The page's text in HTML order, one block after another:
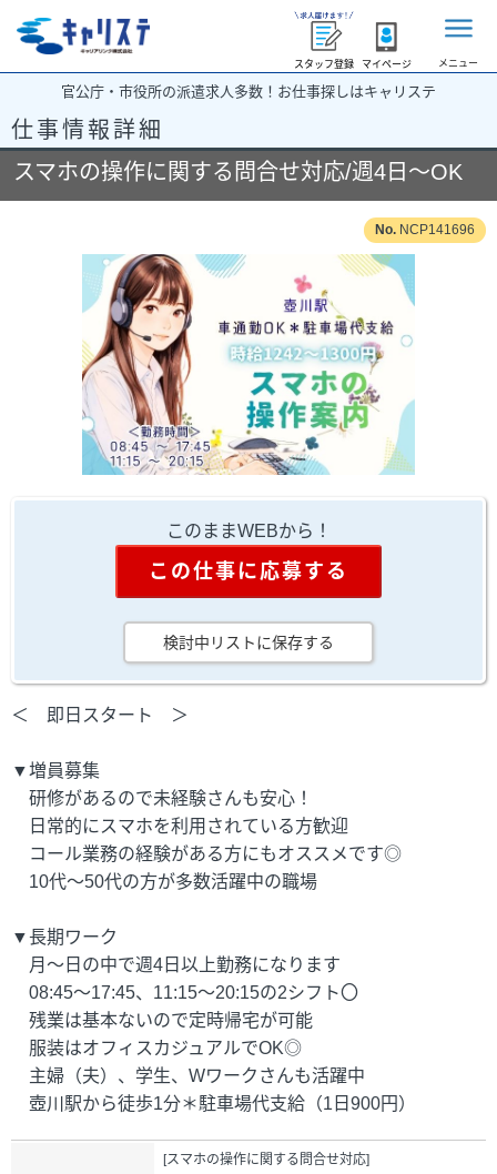
スタッフ登録 マイページ メニュー
官公庁・市役所の派遣求人多数！お仕事探しはキャリステ
仕事情報詳細
スマホの操作に関する問合せ対応/週4日～OK
NCP141696
このままWEBから！
この仕事に応募する
検討中リストに保存する
＜ 即日スタート ＞
▼増員募集
研修があるので未経験さんも安心！
日常的にスマホを利用されている方歓迎
コール業務の経験がある方にもオススメです◎
10代～50代の方が多数活躍中の職場
▼長期ワーク
月～日の中で週4日以上勤務になります
08:45～17:45、11:15～20:15の2シフト〇
残業は基本ないので定時帰宅が可能
服装はオフィスカジュアルでOK◎
主婦（夫）、学生、Wワークさんも活躍中
壺川駅から徒歩1分＊駐車場代支給（1日900円）
[スマホの操作に関する問合せ対応]